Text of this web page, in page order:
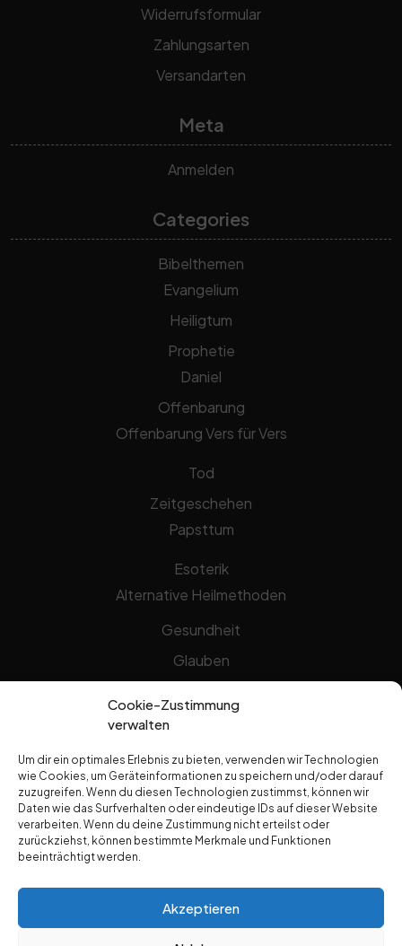
Cookie-Zustimmung
verwalten
Um dir ein optimales Erlebnis zu bieten, verwenden wir Technologien
wie Cookies, um Geräteinformationen zu speichern und/oder darauf
zuzugreifen. Wenn du diesen Technologien zustimmst, können wir
Daten wie das Surfverhalten oder eindeutige IDs auf dieser Website
verarbeiten. Wenn du deine Zustimmung nicht erteilst oder
zurückziehst, können bestimmte Merkmale und Funktionen
beeinträchtigt werden.
Akzeptieren
Widerrufsformular
Zahlungsarten
Versandarten
Meta
Anmelden
Categories
Bibelthemen
Evangelium
Heiligtum
Prophetie
Daniel
Offenbarung
Offenbarung Vers für Vers
Tod
Zeitgeschehen
Papsttum
Esoterik
Alternative Heilmethoden
Gesundheit
Glauben
Jesus Christus
Prediger
Dr. Edwin Noyes
Hermann Kesten
Pat Arrabito
Yip Kok Tho